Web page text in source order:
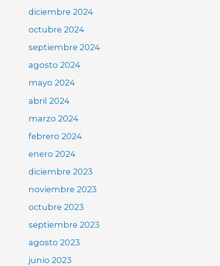
diciembre 2024
octubre 2024
septiembre 2024
agosto 2024
mayo 2024
abril 2024
marzo 2024
febrero 2024
enero 2024
diciembre 2023
noviembre 2023
octubre 2023
septiembre 2023
agosto 2023
junio 2023